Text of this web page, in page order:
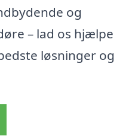
og
– lad os hjælpe
løsninger og